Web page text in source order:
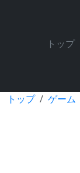
トップ
トップ ゲーム